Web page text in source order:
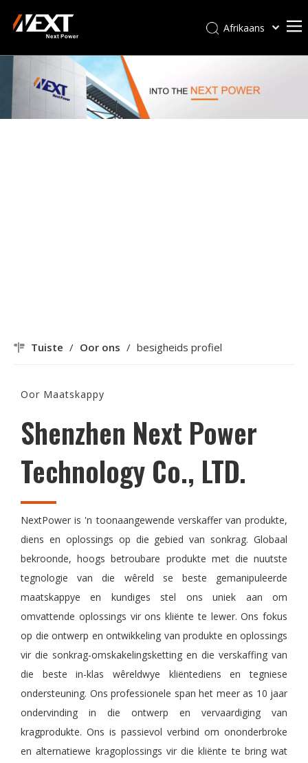
Afrikaans
Italiano
Tuiste / Oor ons / besigheids profiel
Oor Maatskappy
Shenzhen Next Power
Technology Co., LTD.
NextPower is 'n toonaangewende verskaffer van produkte,
diens en oplossings op die gebied van sonkrag. Globaal
bekroonde, hoogs betroubare produkte met die nuutste
tegnologie van die wêreld se beste gemanipuleerde
maatskappye en kundiges stel ons uniek aan om
omvattende oplossings vir ons kliënte te lewer. Ons fokus
op die ontwerp en ontwikkeling van produkte en oplossings
vir die sonkrag-omskakelingsketting en die verskaffing van
die beste in-klas wêreldwye kliëntediens en tegniese
ondersteuning. Ons professionele span het meer as 10 jaar
ondervinding in die ontwerp en vervaardiging van
kragprodukte. Ons is passievol verbind om ononderbroke
en alternatiewe kragoplossings vir die kliënte te bring wat